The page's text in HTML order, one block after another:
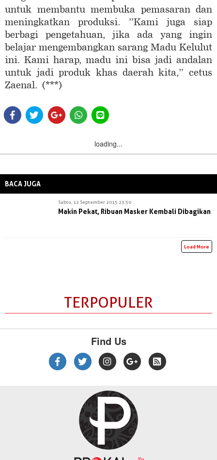
untuk membantu membuka pemasaran dan
meningkatkan produksi. ”Kami juga siap
berbagi pengetahuan, jika ada yang ingin
belajar mengembangkan sarang Madu Kelulut
ini. Kami harap, madu ini bisa jadi andalan
untuk jadi produk khas daerah kita,” cetus
Zaenal. (***)
loading...
BACA JUGA
Sabtu, 12 September 2015 23:50
Makin Pekat, Ribuan Masker Kembali Dibagikan
Load More
TERPOPULER
Find Us